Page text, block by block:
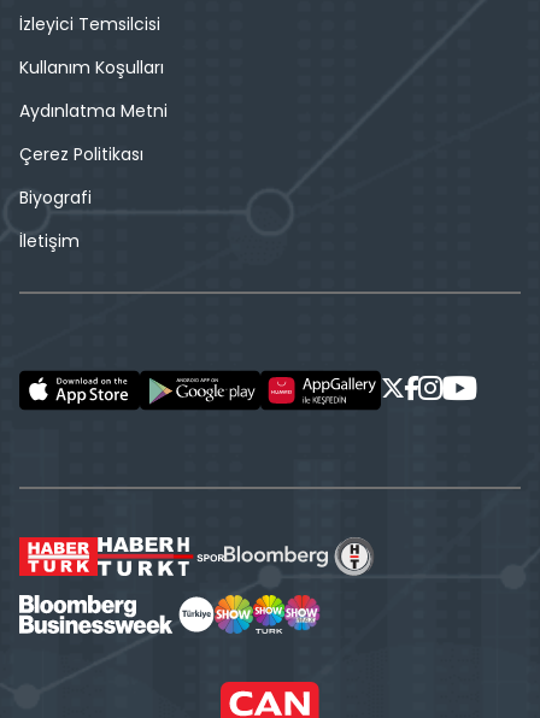
İzleyici Temsilcisi
Kullanım Koşulları
Aydınlatma Metni
Çerez Politikası
Biyografi
İletişim